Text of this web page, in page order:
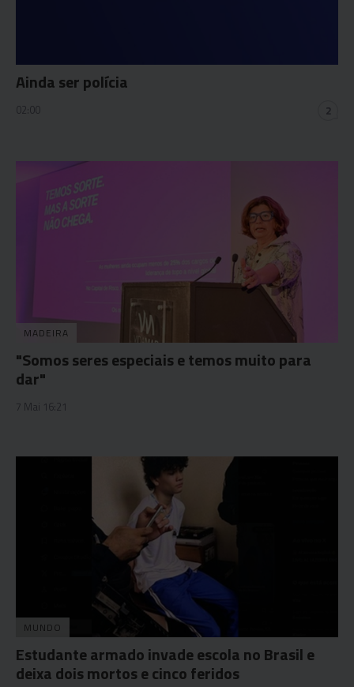
Ainda ser polícia
02:00 2
MADEIRA
"Somos seres especiais e temos muito para
dar"
7 Mai 16:21
MUNDO
Estudante armado invade escola no Brasil e
deixa dois mortos e cinco feridos